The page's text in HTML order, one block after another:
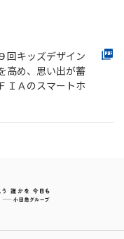
回キッズデザイン
高め、思い出が蓄
ＩＡのスマートホ